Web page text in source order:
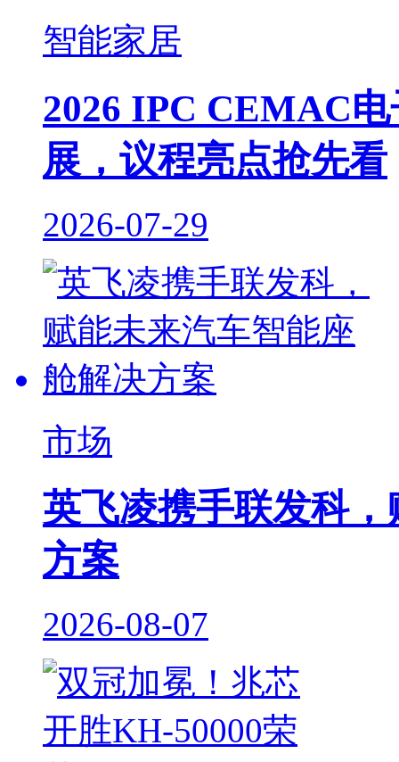
智能家居
2026 IPC CEMAC
展，议程亮点抢先看
2026-07-29
市场
英飞凌携手联发科
方案
2026-08-07